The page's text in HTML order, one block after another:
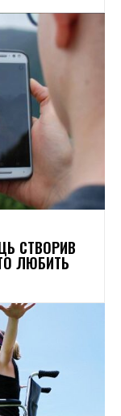
СТВОРИВ
ЛЮБИТЬ